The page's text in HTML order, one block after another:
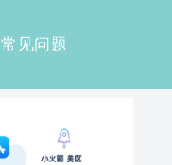
常见问题